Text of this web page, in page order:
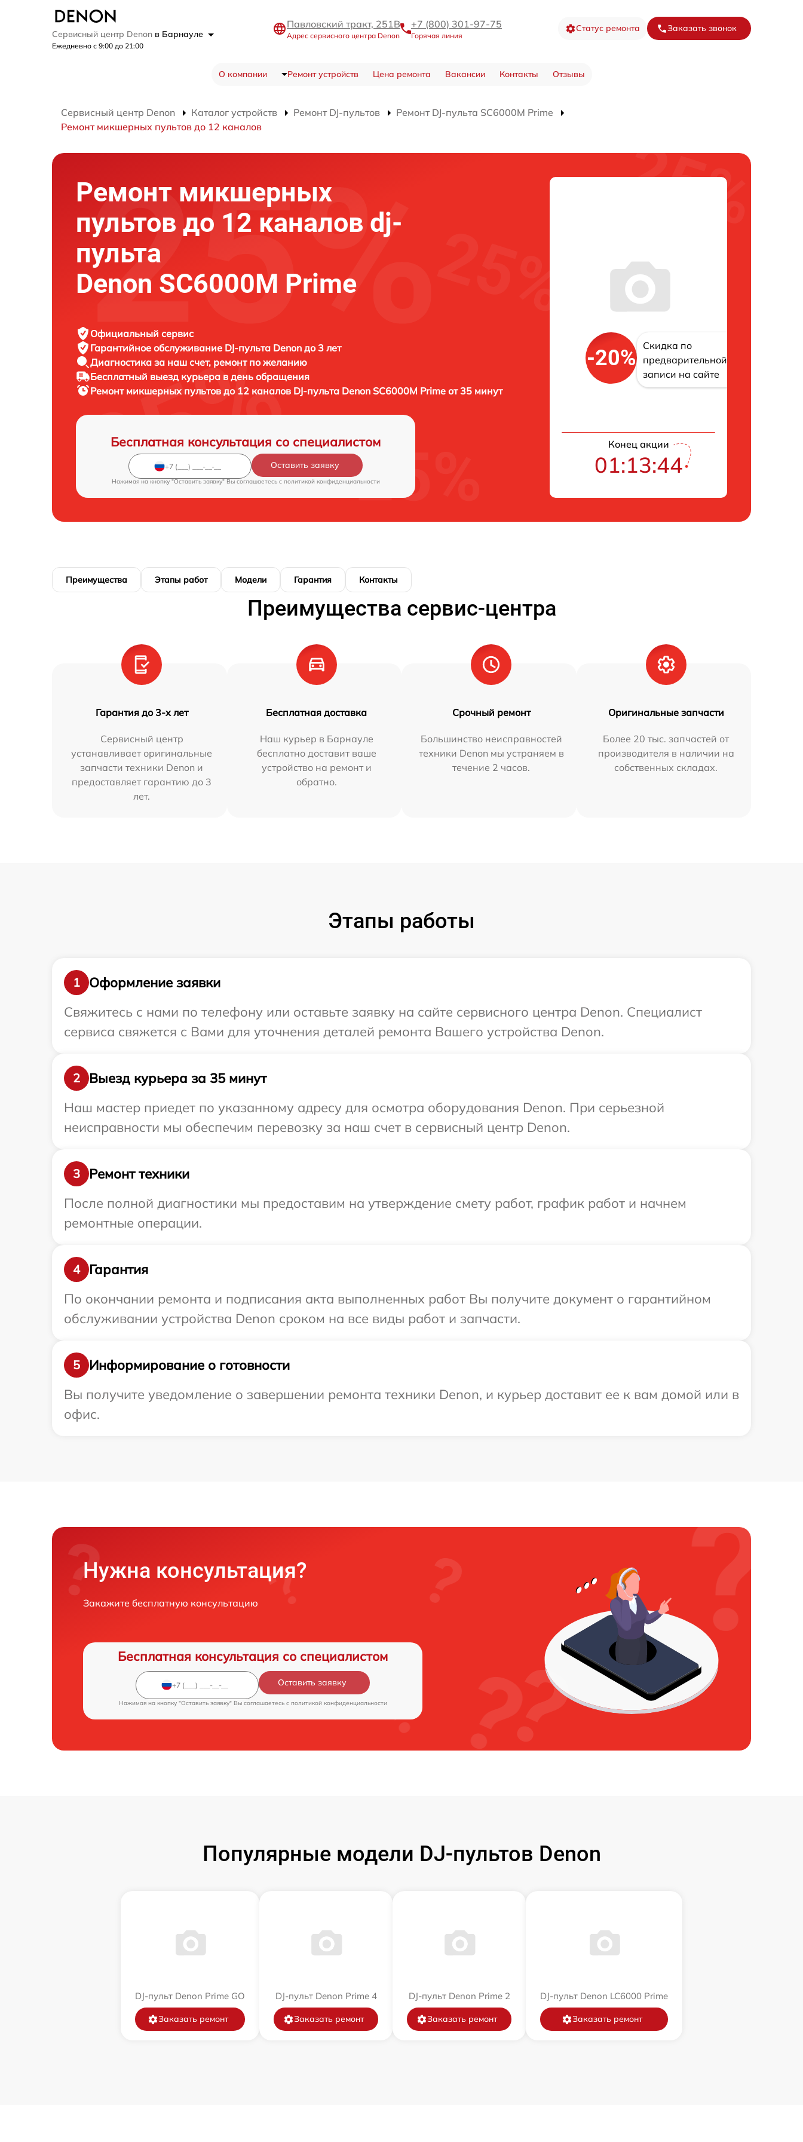
Сервисный центр Denon в Барнауле
Ежедневно с 9:00 до 21:00
Павловский тракт, 251В
Адрес сервисного центра Denon
+7 (800) 301-97-75
Горячая линия
Статус ремонта Заказать звонок
О компании Ремонт устройств Цена ремонта Вакансии Контакты Отзывы
Сервисный центр Denon Каталог устройств Ремонт DJ-пультов
Ремонт DJ-пульта SC6000M Prime
Ремонт микшерных пультов до 12 каналов
Ремонт микшерных
пультов до 12 каналов dj-
пульта
Denon SC6000M Prime
Официальный сервис
Гарантийное обслуживание DJ-пульта Denon до 3 лет
Диагностика за наш счет, ремонт по желанию
Бесплатный выезд курьера в день обращения
Ремонт микшерных пультов до 12 каналов DJ-пульта Denon SC6000M Prime от 35 минут
Бесплатная консультация со специалистом
Оставить заявку
Нажимая на кнопку "Оставить заявку" Вы соглашаетесь c политикой конфиденциальности
-20%
Скидка по
предварительной
записи на сайте
Конец акции
01:13:43
Преимущества Этапы работ Модели Гарантия Контакты
Преимущества сервис-центра
Гарантия до 3-х лет
Сервисный центр
устанавливает оригинальные
запчасти техники Denon и
предоставляет гарантию до 3
лет.
Бесплатная доставка
Наш курьер в Барнауле
бесплатно доставит ваше
устройство на ремонт и
обратно.
Срочный ремонт
Большинство неисправностей
техники Denon мы устраняем в
течение 2 часов.
Оригинальные запчасти
Более 20 тыс. запчастей от
производителя в наличии на
собственных складах.
Этапы работы
1
Оформление заявки
Свяжитесь с нами по телефону или оставьте заявку на сайте сервисного центра Denon. Специалист
сервиса свяжется с Вами для уточнения деталей ремонта Вашего устройства Denon.
2
Выезд курьера за 35 минут
Наш мастер приедет по указанному адресу для осмотра оборудования Denon. При серьезной
неисправности мы обеспечим перевозку за наш счет в сервисный центр Denon.
3
Ремонт техники
После полной диагностики мы предоставим на утверждение смету работ, график работ и начнем
ремонтные операции.
4
Гарантия
По окончании ремонта и подписания акта выполненных работ Вы получите документ о гарантийном
обслуживании устройства Denon сроком на все виды работ и запчасти.
5
Информирование о готовности
Вы получите уведомление о завершении ремонта техники Denon, и курьер доставит ее к вам домой или в
офис.
Нужна консультация?
Закажите бесплатную консультацию
Бесплатная консультация со специалистом
Оставить заявку
Нажимая на кнопку "Оставить заявку" Вы соглашаетесь c политикой конфиденциальности
Популярные модели DJ-пультов Denon
DJ-пульт Denon Prime GO
Заказать ремонт
DJ-пульт Denon Prime 4
Заказать ремонт
DJ-пульт Denon Prime 2
Заказать ремонт
DJ-пульт Denon LC6000 Prime
Заказать ремонт